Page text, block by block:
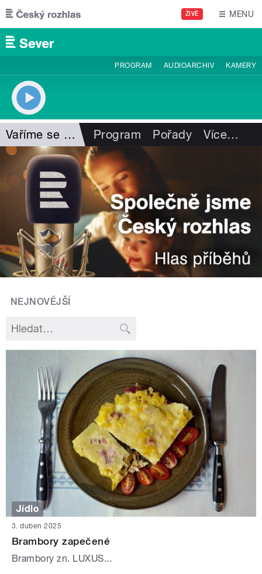
Přejít k hlavnímu obsahu
ŽIVĚ MENU
PROGRAM AUDIOARCHIV KAMERY
Vaříme se Slávkou Program Pořady Více…
NEJNOVĚJŠÍ
Jídlo
3. duben 2025
Brambory zapečené
Brambory zn. LUXUS...